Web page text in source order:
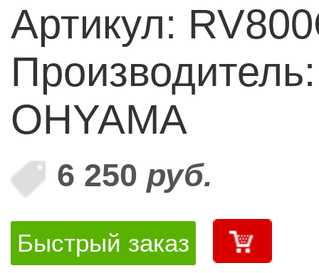
Артикул:
OHYAMA
6 250 руб.
Быстрый заказ